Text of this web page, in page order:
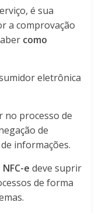
é sua
a comprovação
como
eletrônica
no processo de
de
informações.
edeve suprir
de forma